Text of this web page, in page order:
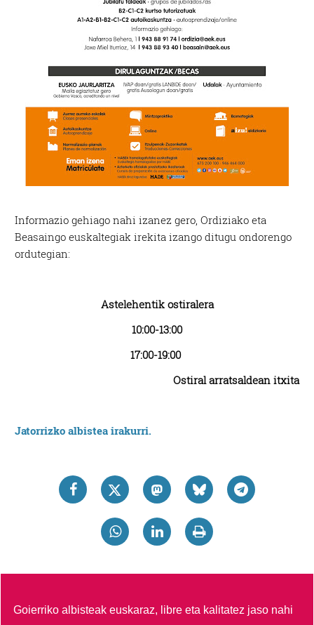
Informazio gehiago nahi izanez gero, Ordiziako eta
Beasaingo euskaltegiak irekita izango ditugu ondorengo
ordutegian:
Astelehentik ostiralera
10:00-13:00
17:00-19:00
Ostiral arratsaldean itxita
Jatorrizko albistea irakurri.
Goierriko albisteak euskaraz, libre eta kalitatez jaso nahi